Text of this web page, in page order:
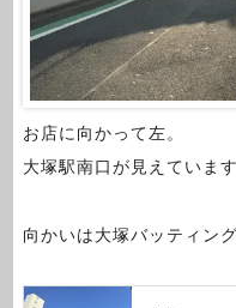
お店に向かって左。
大塚駅南口が見えています
向かいは大塚バッティン